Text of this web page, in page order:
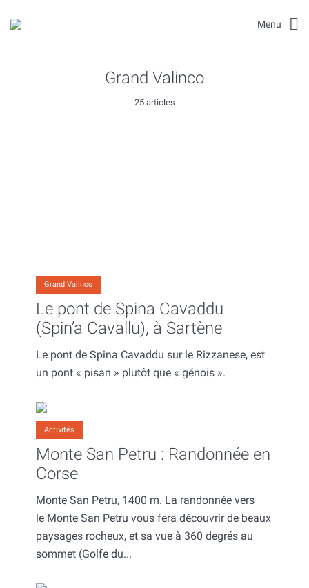
Menu
Grand Valinco
25 articles
Grand Valinco
Le pont de Spina Cavaddu
(Spin’a Cavallu), à Sartène
Le pont de Spina Cavaddu sur le Rizzanese, est
un pont « pisan » plutôt que « génois ».
Activités
Monte San Petru : Randonnée en
Corse
Monte San Petru, 1400 m. La randonnée vers
le Monte San Petru vous fera découvrir de beaux
paysages rocheux, et sa vue à 360 degrés au
sommet (Golfe du...